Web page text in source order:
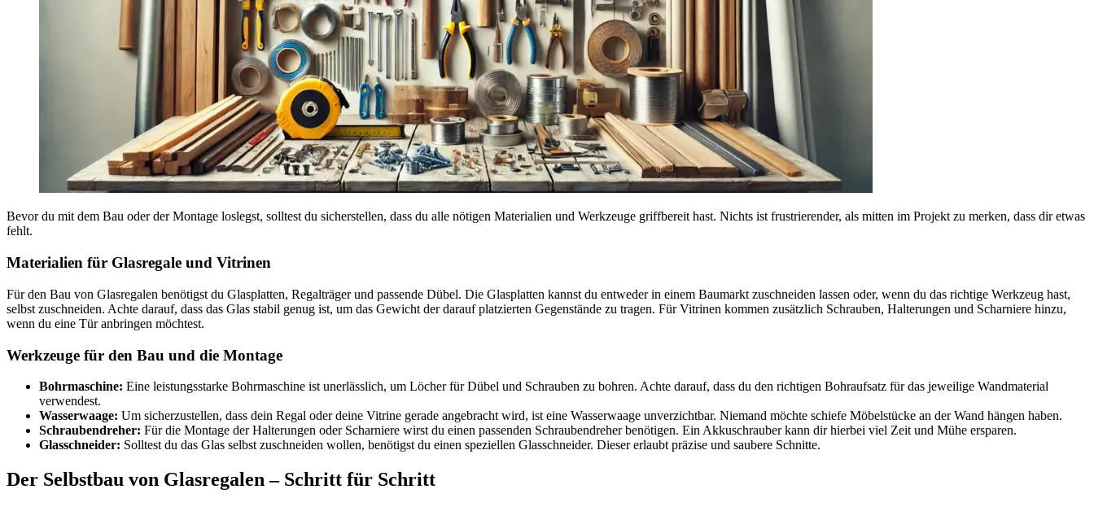
Bevor du mit dem Bau oder der Montage loslegst, solltest du sicherstellen, dass du alle nötigen Materialien und Werkzeuge griffbereit hast. Nichts ist frustrierender, als mitten im Projekt zu merken, dass dir etwas
fehlt.
Materialien für Glasregale und Vitrinen
Für den Bau von Glasregalen benötigst du Glasplatten, Regalträger und passende Dübel. Die Glasplatten kannst du entweder in einem Baumarkt zuschneiden lassen oder, wenn du das richtige Werkzeug hast,
selbst zuschneiden. Achte darauf, dass das Glas stabil genug ist, um das Gewicht der darauf platzierten Gegenstände zu tragen. Für Vitrinen kommen zusätzlich Schrauben, Halterungen und Scharniere hinzu,
wenn du eine Tür anbringen möchtest.
Werkzeuge für den Bau und die Montage
Bohrmaschine: Eine leistungsstarke Bohrmaschine ist unerlässlich, um Löcher für Dübel und Schrauben zu bohren. Achte darauf, dass du den richtigen Bohraufsatz für das jeweilige Wandmaterial
verwendest.
Wasserwaage: Um sicherzustellen, dass dein Regal oder deine Vitrine gerade angebracht wird, ist eine Wasserwaage unverzichtbar. Niemand möchte schiefe Möbelstücke an der Wand hängen haben.
Schraubendreher: Für die Montage der Halterungen oder Scharniere wirst du einen passenden Schraubendreher benötigen. Ein Akkuschrauber kann dir hierbei viel Zeit und Mühe ersparen.
Glasschneider: Solltest du das Glas selbst zuschneiden wollen, benötigst du einen speziellen Glasschneider. Dieser erlaubt präzise und saubere Schnitte.
Der Selbstbau von Glasregalen – Schritt für Schritt